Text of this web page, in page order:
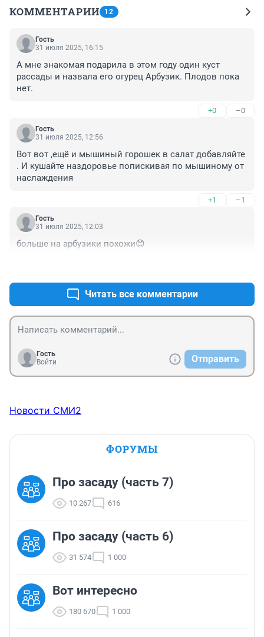
КОММЕНТАРИИ 12
Гость
31 июля 2025, 16:15
А мне знакомая подарила в этом году один куст
рассады и назвала его огурец Арбузик. Плодов пока
нет.
+0 –0
Гость
31 июля 2025, 12:56
Вот вот ,ещё и мышиный горошек в салат добавляйте
. И кушайте наздоровье попискивая по мышиному от
наслаждения
+1 –1
Гость
31 июля 2025, 12:03
больше на арбузики похожи😊
Читать все комментарии
Гость
Войти
Отправить
Новости СМИ2
ФОРУМЫ
Про засаду (часть 7)
10 267 616
Про засаду (часть 6)
31 574 1 000
Вот интересно
180 670 1 000